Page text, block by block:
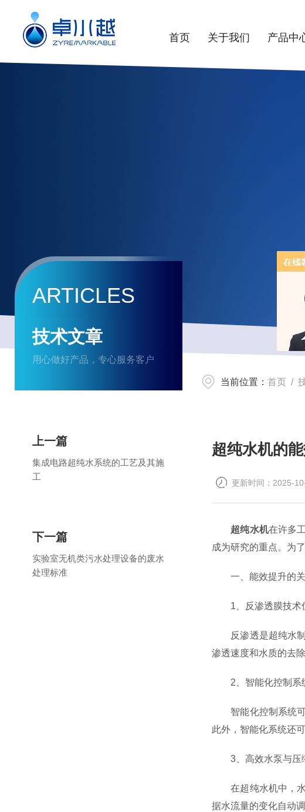
首页 关于我们 产品中
ARTICLES
技术文章
用心做好产品，专心服务客户
当前位置： 首页 /
超纯水机的
更新时间：2025-
超纯水机在许多
成为研究的重点。为
一、能效提升的关
1、反渗透膜技术
反渗透是超纯水制
渗透速度和水质的去
2、智能化控制系
智能化控制系统可
此外，智能化系统还
3、高效水泵与压
在超纯水机中，水
据水流量的变化自动
上一篇
集成电路超纯水系统的工艺及其施
工
下一篇
实验室无机类污水处理设备的废水
处理标准